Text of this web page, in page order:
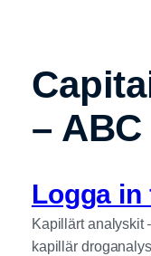
–
Logga
Kapillärt analyskit
kapillär